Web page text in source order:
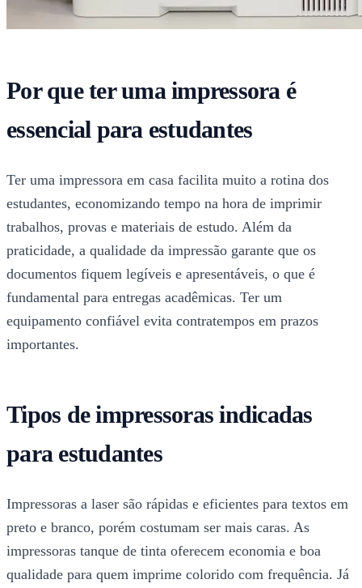
Por que ter uma impressora é
essencial para estudantes
Ter uma impressora em casa facilita muito a rotina dos
estudantes, economizando tempo na hora de imprimir
trabalhos, provas e materiais de estudo. Além da
praticidade, a qualidade da impressão garante que os
documentos fiquem legíveis e apresentáveis, o que é
fundamental para entregas acadêmicas. Ter um
equipamento confiável evita contratempos em prazos
importantes.
Tipos de impressoras indicadas
para estudantes
Impressoras a laser são rápidas e eficientes para textos em
preto e branco, porém costumam ser mais caras. As
impressoras tanque de tinta oferecem economia e boa
qualidade para quem imprime colorido com frequência. Já